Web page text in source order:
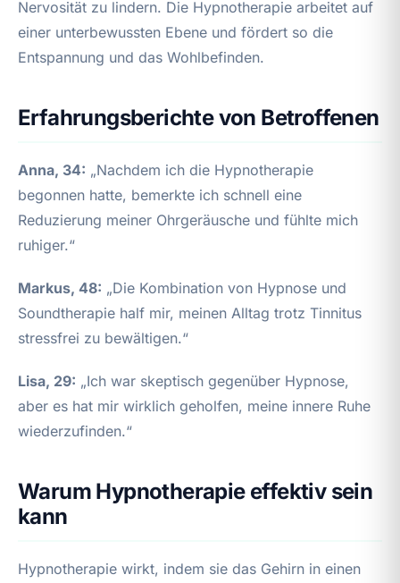
Nervosität zu lindern. Die Hypnotherapie arbeitet auf
einer unterbewussten Ebene und fördert so die
Entspannung und das Wohlbefinden.
Erfahrungsberichte von Betroffenen
Anna, 34: „Nachdem ich die Hypnotherapie
begonnen hatte, bemerkte ich schnell eine
Reduzierung meiner Ohrgeräusche und fühlte mich
ruhiger.“
Markus, 48: „Die Kombination von Hypnose und
Soundtherapie half mir, meinen Alltag trotz Tinnitus
stressfrei zu bewältigen.“
Lisa, 29: „Ich war skeptisch gegenüber Hypnose,
aber es hat mir wirklich geholfen, meine innere Ruhe
wiederzufinden.“
Warum Hypnotherapie effektiv sein
kann
Hypnotherapie wirkt, indem sie das Gehirn in einen